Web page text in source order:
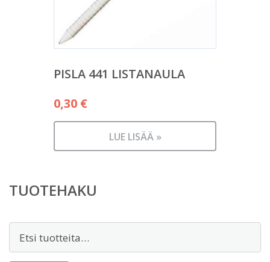
PISLA 441 LISTANAULA
0,30 €
LUE LISÄÄ »
TUOTEHAKU